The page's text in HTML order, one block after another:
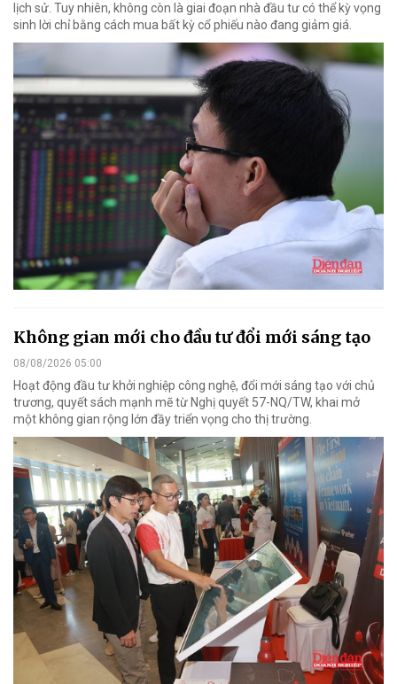
lịch sử. Tuy nhiên, không còn là giai đoạn nhà đầu tư có thể kỳ vọng
sinh lời chỉ bằng cách mua bất kỳ cổ phiếu nào đang giảm giá.
Không gian mới cho đầu tư đổi mới sáng tạo
08/08/2026 05:00
Hoạt động đầu tư khởi nghiệp công nghệ, đổi mới sáng tạo với chủ
trương, quyết sách mạnh mẽ từ Nghị quyết 57-NQ/TW, khai mở
một không gian rộng lớn đầy triển vọng cho thị trường.